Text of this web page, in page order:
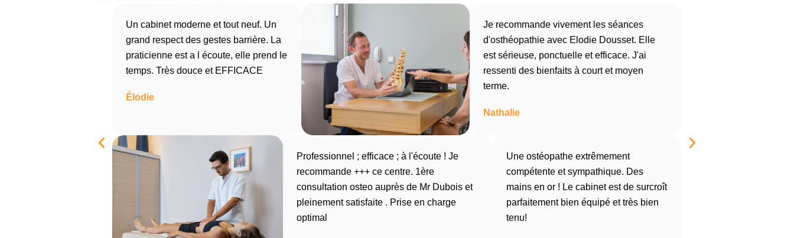
Un cabinet moderne et tout neuf. Un
grand respect des gestes barrière. La
praticienne est a l écoute, elle prend le
temps. Très douce et EFFICACE
Élodie
Je recommande vivement les séances
d'osthéopathie avec Elodie Dousset. Elle
est sérieuse, ponctuelle et efficace. J'ai
ressenti des bienfaits à court et moyen
terme.
Nathalie
Professionnel ; efficace ; à l'écoute ! Je
recommande +++ ce centre. 1ère
consultation osteo auprès de Mr Dubois et
pleinement satisfaite . Prise en charge
optimal
Une ostéopathe extrêmement
compétente et sympathique. Des
mains en or ! Le cabinet est de surcroît
parfaitement bien équipé et très bien
tenu!